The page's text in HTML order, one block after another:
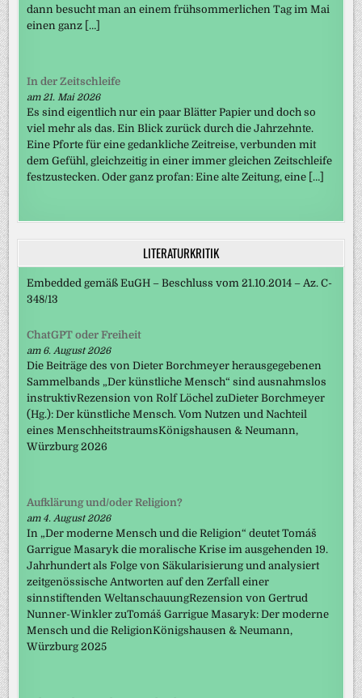
dann besucht man an einem frühsommerlichen Tag im Mai
einen ganz […]
In der Zeitschleife
am 21. Mai 2026
Es sind eigentlich nur ein paar Blätter Papier und doch so
viel mehr als das. Ein Blick zurück durch die Jahrzehnte.
Eine Pforte für eine gedankliche Zeitreise, verbunden mit
dem Gefühl, gleichzeitig in einer immer gleichen Zeitschleife
festzustecken. Oder ganz profan: Eine alte Zeitung, eine […]
LITERATURKRITIK
Embedded gemäß EuGH – Beschluss vom 21.10.2014 – Az. C-
348/13
ChatGPT oder Freiheit
am 6. August 2026
Die Beiträge des von Dieter Borchmeyer herausgegebenen
Sammelbands „Der künstliche Mensch“ sind ausnahmslos
instruktivRezension von Rolf Löchel zuDieter Borchmeyer
(Hg.): Der künstliche Mensch. Vom Nutzen und Nachteil
eines MenschheitstraumsKönigshausen & Neumann,
Würzburg 2026
Aufklärung und/oder Religion?
am 4. August 2026
In „Der moderne Mensch und die Religion“ deutet Tomáš
Garrigue Masaryk die moralische Krise im ausgehenden 19.
Jahrhundert als Folge von Säkularisierung und analysiert
zeitgenössische Antworten auf den Zerfall einer
sinnstiftenden WeltanschauungRezension von Gertrud
Nunner-Winkler zuTomáš Garrigue Masaryk: Der moderne
Mensch und die ReligionKönigshausen & Neumann,
Würzburg 2025